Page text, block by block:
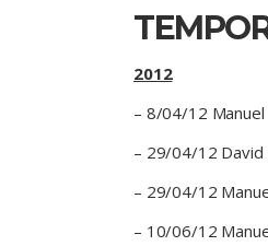
2012
– 8/04/12 Manuel
– 29/04/12 David
– 29/04/12
– 10/06/12